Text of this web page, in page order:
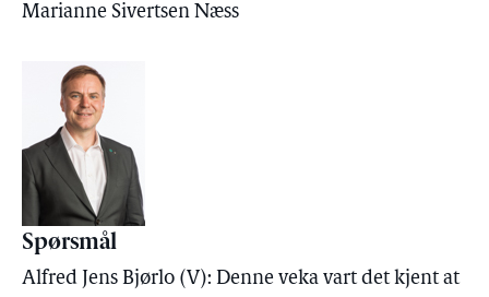
Marianne Sivertsen Næss
Spørsmål
Alfred Jens Bjørlo (V): Denne veka vart det kjent at